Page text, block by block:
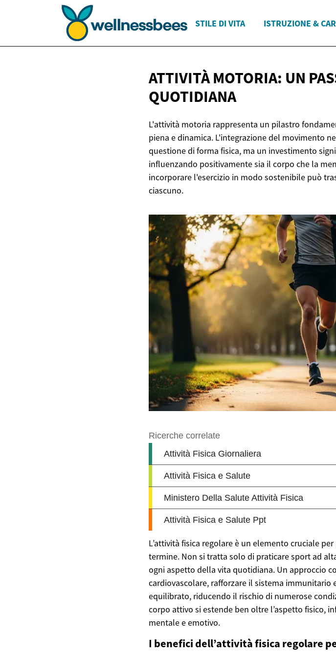
STILE DI VITA ISTRUZIONE &
ATTIVITÀ MOTORIA: UN
QUOTIDIANA
L'attività motoria rappresenta un pilastro
piena e dinamica. L'integrazione del movimento
questione di forma fisica, ma un investimento
influenzando positivamente sia il corpo che la
incorporare l'esercizio in modo sostenibile può
ciascuno.
L’attività fisica regolare è un elemento cruciale
termine. Non si tratta solo di praticare sport ad
ogni aspetto della vita quotidiana. Un approccio
cardiovascolare, rafforzare il sistema
equilibrato, riducendo il rischio di numerose
corpo attivo si estende ben oltre l’aspetto fisico,
mentale e emotivo.
I benefici dell’attività fisica regolare